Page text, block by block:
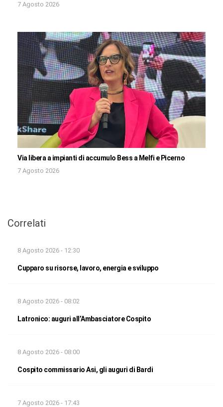
7 Agosto 2026
Via libera a impianti di accumulo Bess a Melfi e Picerno
7 Agosto 2026
Correlati
8 Agosto 2026 - 12:30
Cupparo su risorse, lavoro, energia e sviluppo
8 Agosto 2026 - 08:02
Latronico: auguri all’Ambasciatore Cospito
8 Agosto 2026 - 08:00
Cospito commissario Asi, gli auguri di Bardi
7 Agosto 2026 - 17:43